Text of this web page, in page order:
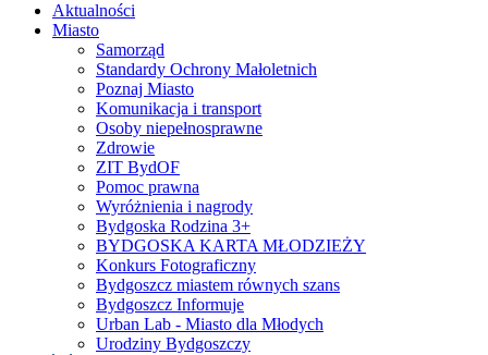
Aktualności
Miasto
Samorząd
Standardy Ochrony Małoletnich
Poznaj Miasto
Komunikacja i transport
Osoby niepełnosprawne
Zdrowie
ZIT BydOF
Pomoc prawna
Wyróżnienia i nagrody
Bydgoska Rodzina 3+
BYDGOSKA KARTA MŁODZIEŻY
Konkurs Fotograficzny
Bydgoszcz miastem równych szans
Bydgoszcz Informuje
Urban Lab - Miasto dla Młodych
Urodziny Bydgoszczy